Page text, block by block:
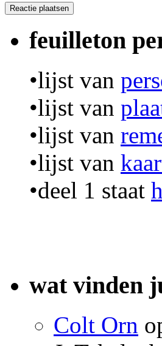
feuilleton
•lijst van
•lijst van
•lijst van
•lijst van
•deel 1 staat
wat vinden
Colt Orn